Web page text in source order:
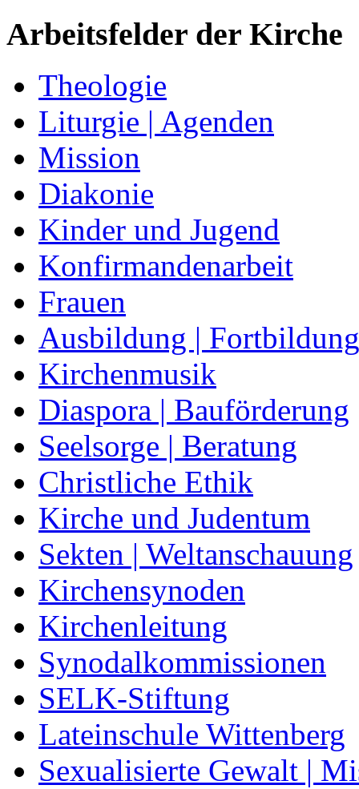
Arbeitsfelder der Kirche
Theologie
Liturgie | Agenden
Mission
Diakonie
Kinder und Jugend
Konfirmandenarbeit
Frauen
Ausbildung | Fortbildung
Kirchenmusik
Diaspora | Bauförderung
Seelsorge | Beratung
Christliche Ethik
Kirche und Judentum
Sekten | Weltanschauung
Kirchensynoden
Kirchenleitung
Synodalkommissionen
SELK-Stiftung
Lateinschule Wittenberg
Sexualisierte Gewalt |